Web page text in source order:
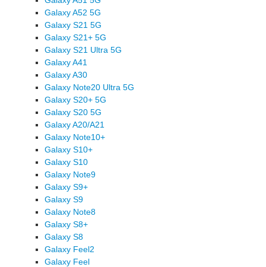
Galaxy A52 5G
Galaxy S21 5G
Galaxy S21+ 5G
Galaxy S21 Ultra 5G
Galaxy A41
Galaxy A30
Galaxy Note20 Ultra 5G
Galaxy S20+ 5G
Galaxy S20 5G
Galaxy A20/A21
Galaxy Note10+
Galaxy S10+
Galaxy S10
Galaxy Note9
Galaxy S9+
Galaxy S9
Galaxy Note8
Galaxy S8+
Galaxy S8
Galaxy Feel2
Galaxy Feel